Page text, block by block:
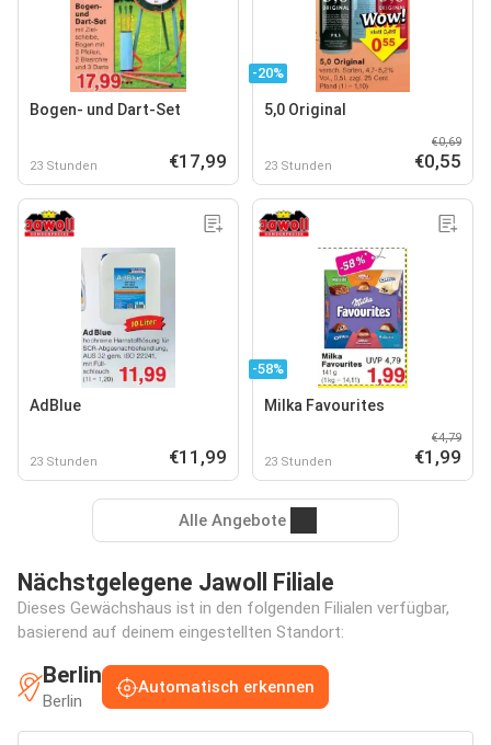
Bogen- und Dart-Set
23 Stunden €17,99
-20%
5,0 Original
23 Stunden
€0,69
€0,55
AdBlue
23 Stunden €11,99
-58%
Milka Favourites
23 Stunden
€4,79
€1,99
Alle Angebote
Nächstgelegene Jawoll Filiale
Dieses Gewächshaus ist in den folgenden Filialen verfügbar,
basierend auf deinem eingestellten Standort:
Berlin
Berlin
Automatisch erkennen